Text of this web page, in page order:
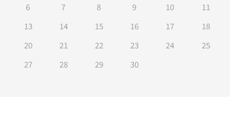
6
7 8 9 10 11
13
14 15 16 17 18
20
21 22 23 24 25
27
28 29 30